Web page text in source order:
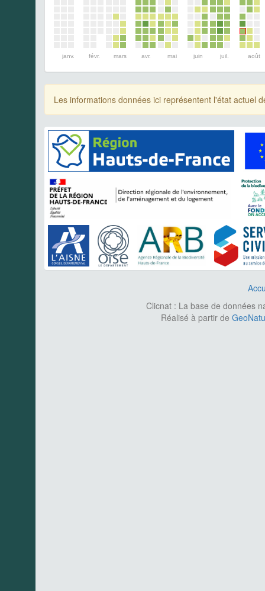
janv. févr. mars avr. mai juin juil. août
Les informations données ici représentent l'état actuel
Clicnat : La base de données
Réalisé à partir de